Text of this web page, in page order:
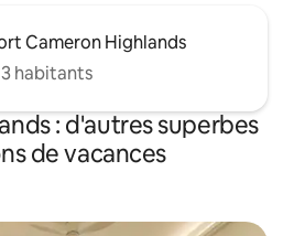
Cameron Highlands
habitants
: d'autres superbes
de vacances